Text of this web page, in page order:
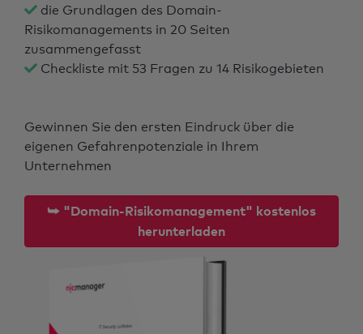
die Grundlagen des Domain-
Risikomanagements in 20 Seiten
zusammengefasst
Checkliste mit 53 Fragen zu 14 Risikogebieten
Gewinnen Sie den ersten Eindruck über die
eigenen Gefahrenpotenziale in Ihrem
Unternehmen
⮩ "Domain-Risikomanagement" kostenlos
herunterladen